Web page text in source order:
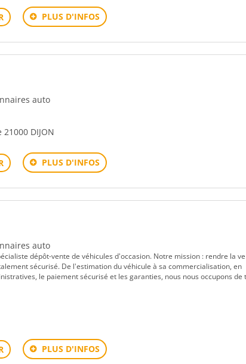
PLUS D'INFOS
auto
DIJON
PLUS D'INFOS
auto
dépôt-vente de véhicules d'occasion. Notre mission : rendre la
sécurisé. De l'estimation du véhicule à sa commercialisation, en
le paiement sécurisé et les garanties, nous nous occupons de
PLUS D'INFOS